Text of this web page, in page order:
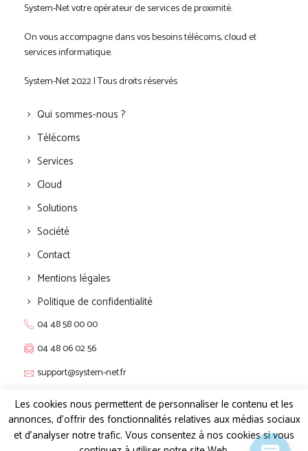
System-Net votre opérateur de services de proximité.
On vous accompagne dans vos besoins télécoms, cloud et
services informatique.
System-Net 2022 | Tous droits réservés
Qui sommes-nous ?
Télécoms
Services
Cloud
Solutions
Société
Contact
Mentions légales
Politique de confidentialité
04 48 58 00 00
04 48 06 02 56
support@system-net.fr
Live chat 24/24 7/7
Pôle Actif – 2 Allée du Piot
30660 GALLARGUES LE MONTUEUX
Les cookies nous permettent de personnaliser le contenu et les
annonces, d'offrir des fonctionnalités relatives aux médias sociaux
et d'analyser notre trafic. Vous consentez à nos cookies si vous